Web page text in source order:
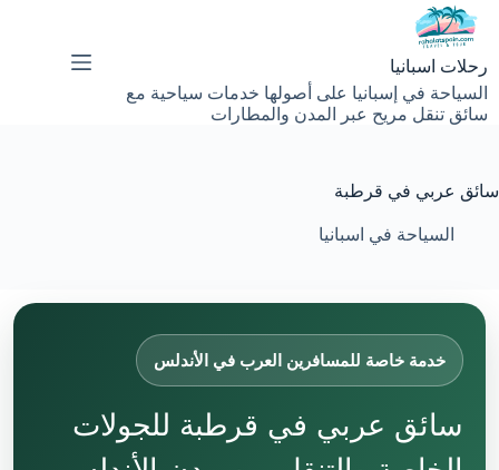
التجاوز
المحتوى
رحلات اسبانيا
السياحة في إسبانيا على أصولها خدمات سياحية مع
سائق تنقل مريح عبر المدن والمطارات
سائق عربي في قرطبة
السياحة في اسبانيا
خدمة خاصة للمسافرين العرب في الأندلس
سائق عربي في قرطبة للجولات